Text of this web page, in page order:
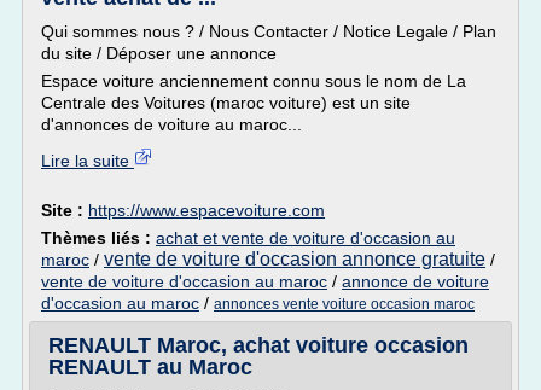
Qui sommes nous ? / Nous Contacter / Notice Legale / Plan
du site / Déposer une annonce
Espace voiture anciennement connu sous le nom de La
Centrale des Voitures (maroc voiture) est un site
d'annonces de voiture au maroc...
Lire la suite
Site : https://www.espacevoiture.com
Thèmes liés : achat et vente de voiture d'occasion au
maroc / vente de voiture d'occasion annonce gratuite /
vente de voiture d'occasion au maroc / annonce de voiture
d'occasion au maroc / annonces vente voiture occasion maroc
RENAULT Maroc, achat voiture occasion
RENAULT au Maroc